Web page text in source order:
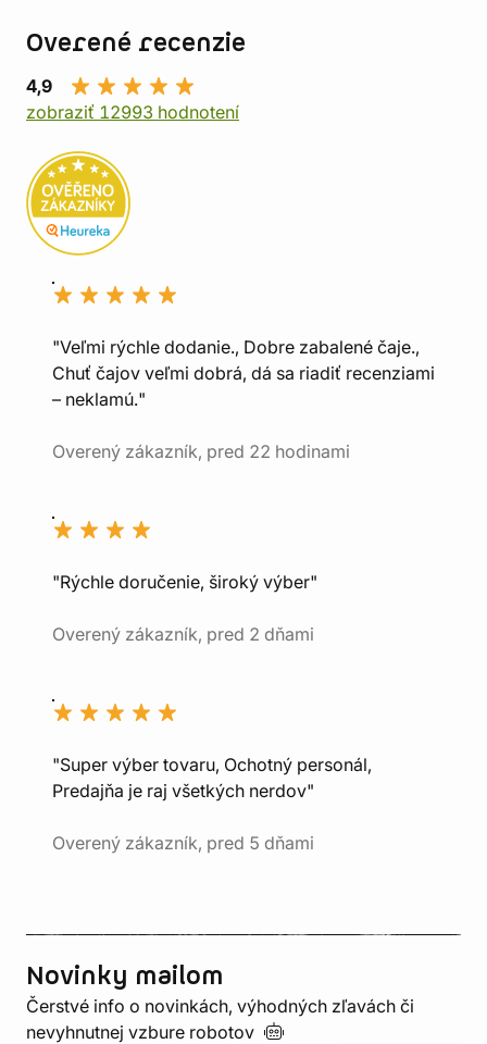
Overené recenzie
4,9
zobraziť 12993 hodnotení
"Veľmi rýchle dodanie., Dobre zabalené čaje.,
Chuť čajov veľmi dobrá, dá sa riadiť recenziami
– neklamú."
Overený zákazník, pred 22 hodinami
"Rýchle doručenie, široký výber"
Overený zákazník, pred 2 dňami
"Super výber tovaru, Ochotný personál,
Predajňa je raj všetkých nerdov"
Overený zákazník, pred 5 dňami
Novinky mailom
Čerstvé info o novinkách, výhodných zľavách či
nevyhnutnej vzbure robotov